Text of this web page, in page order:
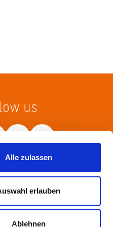
Alle zulassen
erlauben
Ablehnen
us